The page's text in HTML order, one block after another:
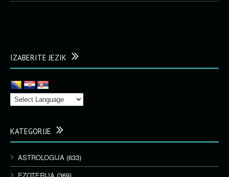
IZABERITE JEZIK
KATEGORIJE
ASTROLOGIJA (633)